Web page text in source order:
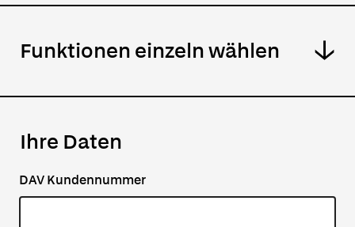
Funktionen einzeln wählen
Ihre Daten
DAV Kundennummer